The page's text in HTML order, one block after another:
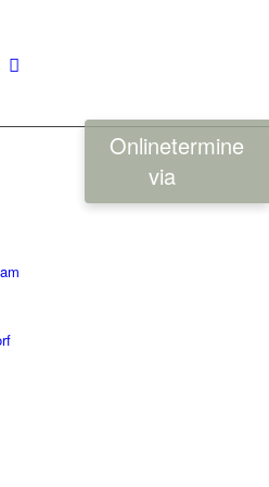
Onlinetermine
via